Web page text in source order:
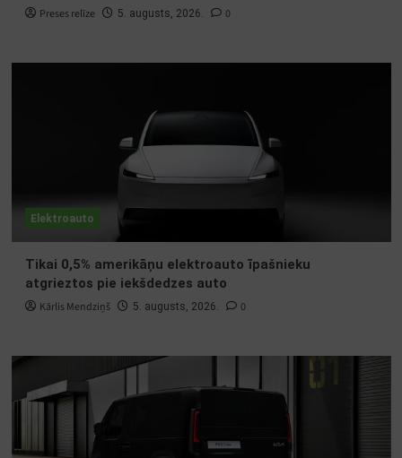
Preses relīze 5. augusts, 2026. 0
Elektroauto
Tikai 0,5% amerikāņu elektroauto īpašnieku
atgrieztos pie iekšdedzes auto
Kārlis Mendziņš 5. augusts, 2026. 0